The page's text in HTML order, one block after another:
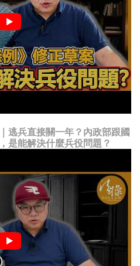
逃兵直接關一年？內政部跟國
是能解決什麼兵役問題？